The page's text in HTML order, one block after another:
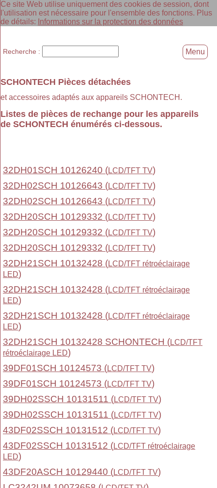
Ce site Web utilise uniquement des cookies de session, dont
l'utilisation est nécessaire pour l'ensemble des fonctions. Plus
de détails: Informations sur la protection des données
SCHONTECH Pièces détachées
et accessoires adaptés aux appareils SCHONTECH.
Listes de pièces de rechange pour les appareils
de SCHONTECH énumérés ci-dessous.
32DH01SCH 10126240 (LCD/TFT TV)
32DH02SCH 10126643 (LCD/TFT TV)
32DH02SCH 10126643 (LCD/TFT TV)
32DH20SCH 10129332 (LCD/TFT TV)
32DH20SCH 10129332 (LCD/TFT TV)
32DH20SCH 10129332 (LCD/TFT TV)
32DH21SCH 10132428 (LCD/TFT rétroéclairage
LED)
32DH21SCH 10132428 (LCD/TFT rétroéclairage
LED)
32DH21SCH 10132428 (LCD/TFT rétroéclairage
LED)
32DH21SCH 10132428 SCHONTECH (LCD/TFT
rétroéclairage LED)
39DF01SCH 10124573 (LCD/TFT TV)
39DF01SCH 10124573 (LCD/TFT TV)
39DH02SSCH 10131511 (LCD/TFT TV)
39DH02SSCH 10131511 (LCD/TFT TV)
43DF02SSCH 10131512 (LCD/TFT TV)
43DF02SSCH 10131512 (LCD/TFT rétroéclairage
LED)
43DF20ASCH 10129440 (LCD/TFT TV)
Recherche : Menu